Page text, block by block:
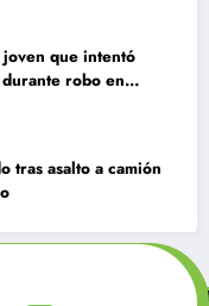
joven que intentó
robo en
tras asalto a camión